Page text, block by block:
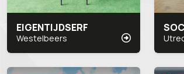
EIGENTIJDSERF
Westelbeers